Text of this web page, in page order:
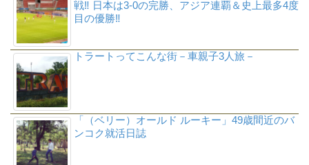
戦‼ 日本は3-0の完勝、アジア連覇＆史上最多4度
目の優勝‼
トラートってこんな街－車親子3人旅－
「（ベリー）オールド ルーキー」49歳間近のバ
ンコク就活日誌